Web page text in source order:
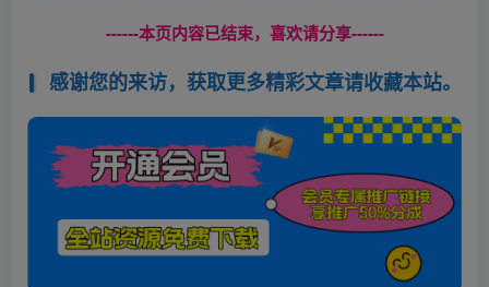
------本页内容已结束，喜欢请分享------
感谢您的来访，获取更多精彩文章请收藏本站。